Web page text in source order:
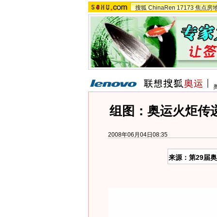
搜狐 ChinaRen 17173 焦点房
组图：奥运火炬传
2008年06月04日08:35
来源：第29届